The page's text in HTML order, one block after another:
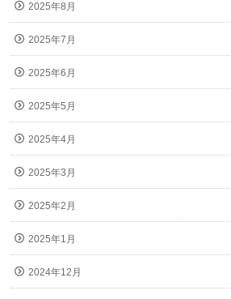
2025年8月
2025年7月
2025年6月
2025年5月
2025年4月
2025年3月
2025年2月
2025年1月
2024年12月